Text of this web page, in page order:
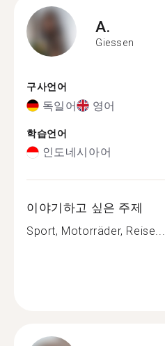
A.
Giessen
구사언어
독일어 영어
학습언어
인도네시아어
이야기하고 싶은 주제
Sport, Motorräder, Reise...